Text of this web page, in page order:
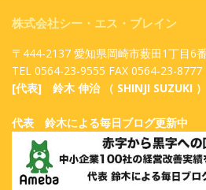
株式会社シー・エス・ブレイン
〒444-2137 愛知県岡崎市薮田1丁目6
TEL 0564-23-9555 FAX 0564-23-8777
[代表] 鈴木 伸治 （ SHINJI SUZUKI
代表 鈴木による毎日ブログ更新中